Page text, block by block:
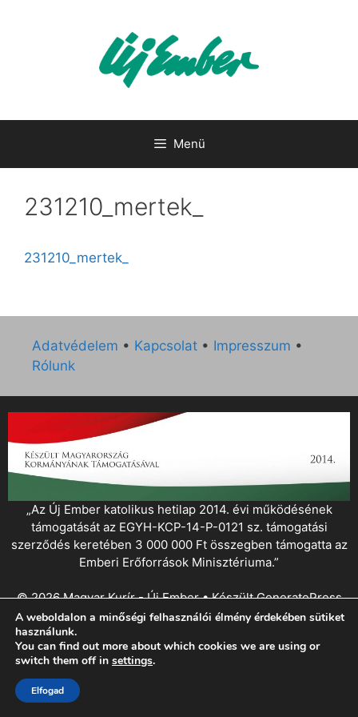
Menü
231210_mertek_
231210_mertek_
Adatvédelem • Kapcsolat • Impresszum •
Rólunk
„Az Új Ember katolikus hetilap 2014. évi működésének
támogatását az EGYH-KCP-14-P-0121 sz. támogatási
szerződés keretében 3 000 000 Ft összegben támogatta az
Emberi Erőforrások Minisztériuma.”
© 2026 Magyar Kurír - Új Ember• KészültGeneratePress
A weboldalon a minőségi felhasználói élmény érdekében sütiket
használunk.
You can find out more about which cookies we are using or
switch them off in settings.
Elfogad